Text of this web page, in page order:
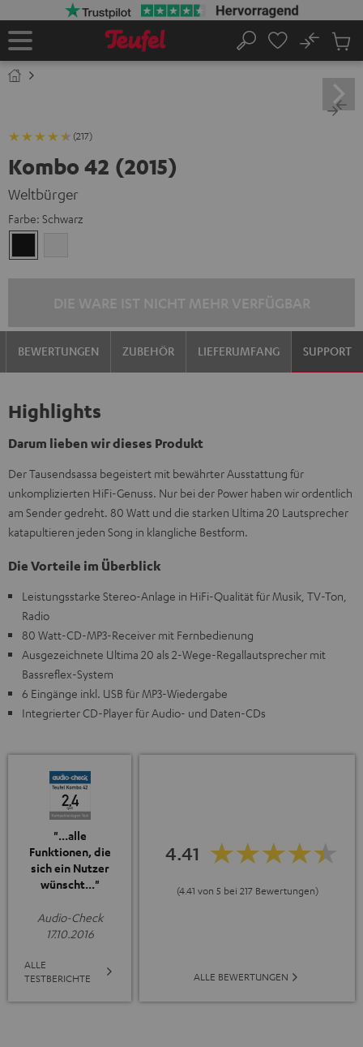
Startseite
Suche
No
im
(217)
Kombo 42 (2015)
Weltbürger
Farbe: Schwarz
BEWERTUNGEN ZUBEHÖR LIEFERUMFANG SUPPORT
Highlights
Darum lieben wir dieses Produkt
Der Tausendsassa begeistert mit bewährter Ausstattung für
unkomplizierten HiFi-Genuss. Nur bei der Power haben wir ordentlich
am Sender gedreht. 80 Watt und die starken Ultima 20 Lautsprecher
katapultieren jeden Song in klangliche Bestform.
Die Vorteile im Überblick
Leistungsstarke Stereo-Anlage in HiFi-Qualität für Musik, TV-Ton,
Radio
80 Watt-CD-MP3-Receiver mit Fernbedienung
Ausgezeichnete Ultima 20 als 2-Wege-Regallautsprecher mit
Bassreflex-System
6 Eingänge inkl. USB für MP3-Wiedergabe
Integrierter CD-Player für Audio- und Daten-CDs
"...alle
Funktionen, die
sich ein Nutzer
wünscht..."
Audio-Check
17.10.2016
ALLE
TESTBERICHTE
4.41
(4.41 von 5 bei 217 Bewertungen)
ALLE BEWERTUNGEN